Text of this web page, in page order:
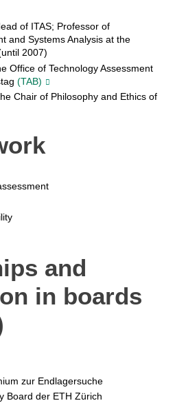
of ITAS; Professor of
and Systems Analysis at the
2007)
Office of Technology Assessment
(TAB)
Chair of Philosophy and Ethics of
and
in boards
zur Endlagersuche
Board der ETH Zürich